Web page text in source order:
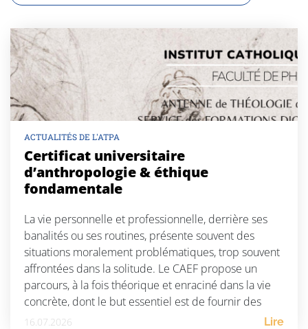
ACTUALITÉS DE L'ATPA
Certificat universitaire
d’anthropologie & éthique
fondamentale
La vie personnelle et professionnelle, derrière ses
banalités ou ses routines, présente souvent des
situations moralement problématiques, trop souvent
affrontées dans la solitude. Le CAEF propose un
parcours, à la fois théorique et enraciné dans la vie
concrète, dont le but essentiel est de fournir des
repères éthiques et anthropologiques à toute
16.07.2026 Lire